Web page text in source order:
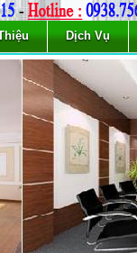
Dịch Vụ